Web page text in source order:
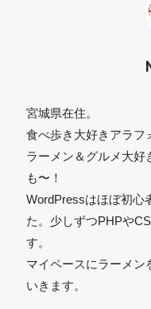
宮城県在住。
食べ歩き大好きアラフ
ラーメン＆グルメ大好
も〜！
WordPressはほぼ初心
た。少しずつPHPや
す。
マイペースにラーメン
いきます。